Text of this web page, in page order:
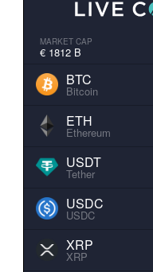
MARKET CAP
€ 1812 B
BTC
Bitcoin
ETH
Ethereum
USDT
Tether
USDC
USDC
XRP
XRP